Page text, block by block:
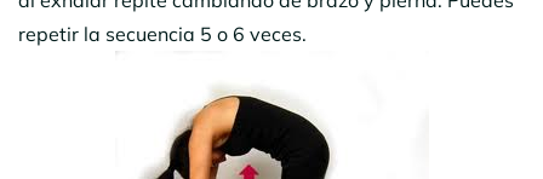
repetir la secuencia 5 o 6 veces.